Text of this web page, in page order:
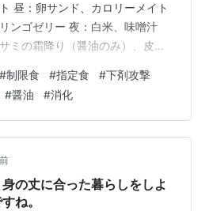
昼：卵サンド、カロリーメイト
ンゴゼリー 夜：白米、味噌汁
ミの霜降り（醤油のみ）、皮無
味は醤油のみって感じでした。
らずお腹が空きやすい。 暑さで
計に胃の中が減りやすい。 もう
はトドメの指定食に下剤攻撃。
明日はもう仕事にならないので
#制限食 #指定食 #下剤攻撃
#醤油 #消化
の丈に合った暮らしをしよ
ね。